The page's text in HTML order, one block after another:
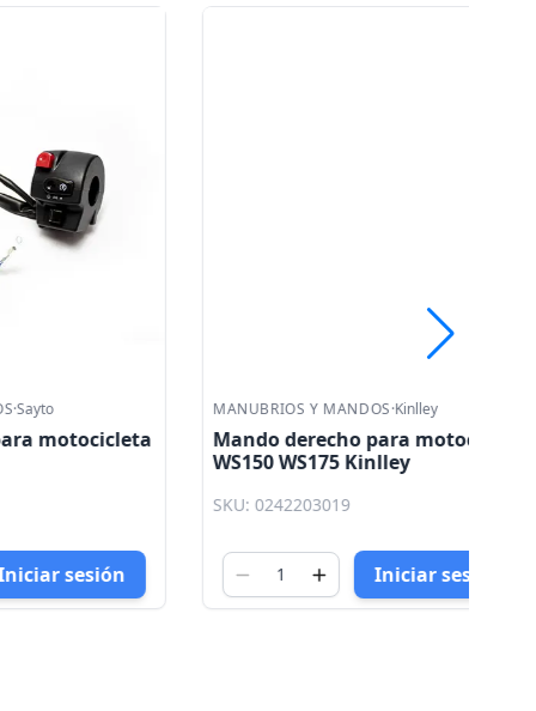
MANUBRIOS Y MANDOS· Kinlley
Mando derecho para motocicleta
WS150 WS175 Kinlley
SKU: 0242203019
Iniciar sesión